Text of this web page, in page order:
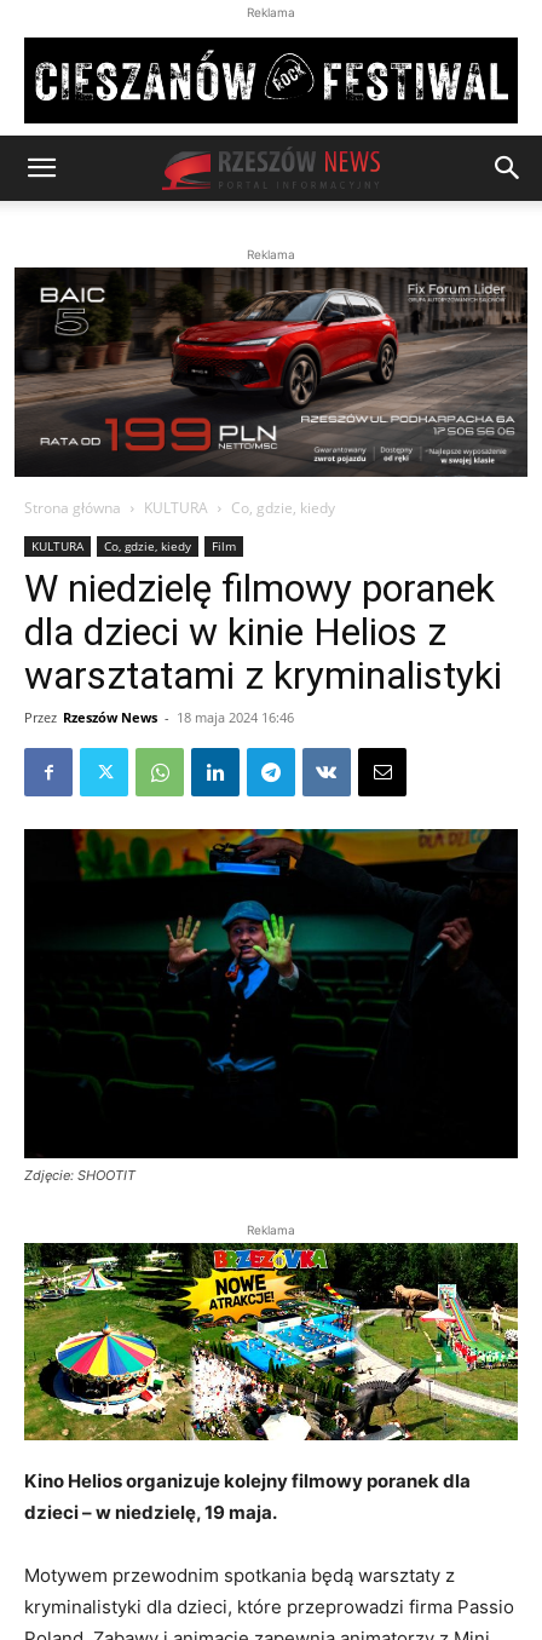
Reklama
Reklama
Strona główna KULTURA Co, gdzie, kiedy
KULTURA Co, gdzie, kiedy Film
W niedzielę filmowy poranek
dla dzieci w kinie Helios z
warsztatami z kryminalistyki
Przez Rzeszów News - 18 maja 2024 16:46
Zdjęcie: SHOOTIT
Reklama
Kino Helios organizuje kolejny filmowy poranek dla
dzieci – w niedzielę, 19 maja.
Motywem przewodnim spotkania będą warsztaty z
kryminalistyki dla dzieci, które przeprowadzi firma Passio